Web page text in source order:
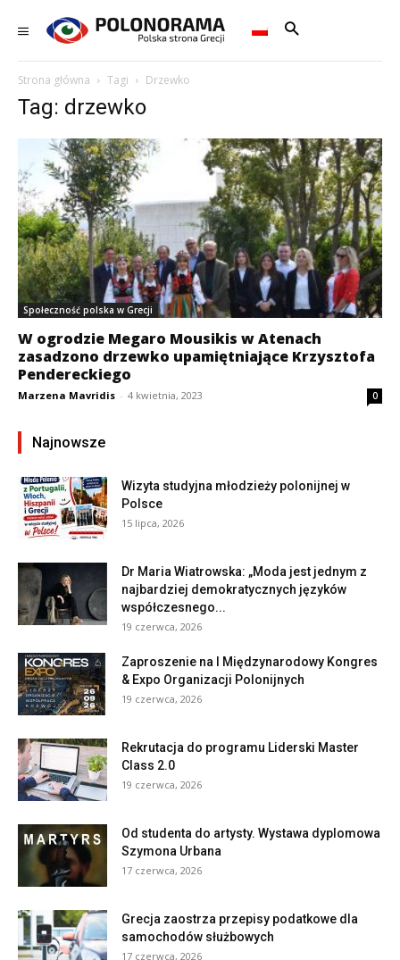
Strona główna Tagi Drzewko
Tag: drzewko
Społeczność polska w Grecji
W ogrodzie Megaro Mousikis w Atenach
zasadzono drzewko upamiętniające Krzysztofa
Pendereckiego
Marzena Mavridis - 4 kwietnia, 2023 0
Najnowsze
Wizyta studyjna młodzieży polonijnej w
Polsce
15 lipca, 2026
Dr Maria Wiatrowska: „Moda jest jednym z
najbardziej demokratycznych języków
współczesnego...
19 czerwca, 2026
Zaproszenie na I Międzynarodowy Kongres
& Expo Organizacji Polonijnych
19 czerwca, 2026
Rekrutacja do programu Liderski Master
Class 2.0
19 czerwca, 2026
Od studenta do artysty. Wystawa dyplomowa
Szymona Urbana
17 czerwca, 2026
Grecja zaostrza przepisy podatkowe dla
samochodów służbowych
17 czerwca, 2026